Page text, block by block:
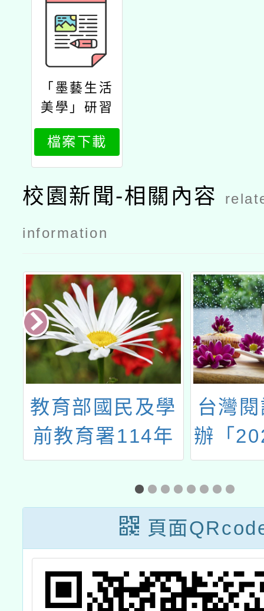
「墨藝生活
美學」研習
課程公文
檔案下載
校園新聞-相關內容
information
教育部國民及學
前教育署114年
度高級中等以下
學校臺灣手語教
學支援工作人員
第二期培訓及認
證實施計畫
台灣
辦「
英文
頁面